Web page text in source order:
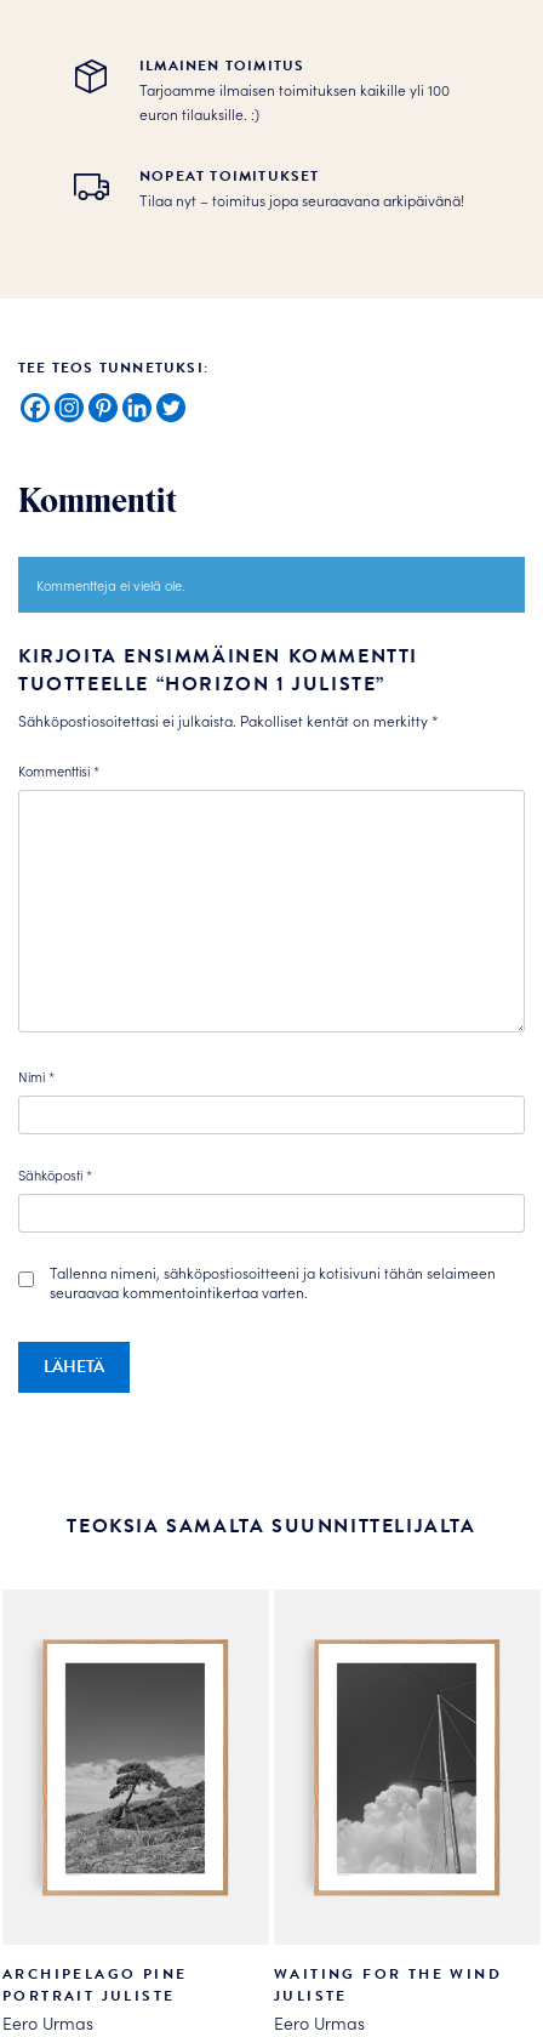
ILMAINEN TOIMITUS
Tarjoamme ilmaisen toimituksen kaikille yli 100
euron tilauksille. :­­)
NOPEAT TOIMITUKSET
Tilaa nyt – toimitus jopa seuraavana arkipäivänä!
TEE TEOS TUNNETUKSI:
Kommentit
Kommentteja ei vielä ole.
KIRJOITA ENSIMMÄINEN KOMMENTTI
TUOTTEELLE “HORIZON 1 JULISTE”
Sähköpostiosoitettasi ei julkaista. Pakolliset kentät on merkitty*
Kommenttisi*
Nimi*
Sähköposti*
Tallenna nimeni, sähköpostiosoitteeni ja kotisivuni tähän selaimeen
seuraavaa kommentointikertaa varten.
TEOKSIA SAMALTA SUUNNITTELIJALTA
ARCHIPELAGO PINE
PORTRAIT JULISTE
Eero Urmas
WAITING FOR THE WIND
JULISTE
Eero Urmas